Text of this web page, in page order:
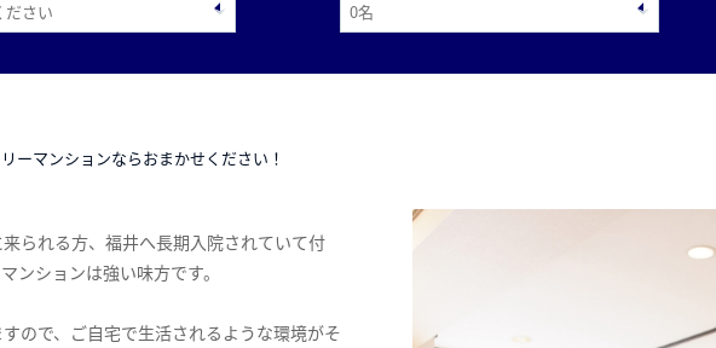
ーマンションならおまかせください！
られる方、福井へ長期入院されていて付
ンションは強い味方です。
ので、ご自宅で生活されるような環境がそ